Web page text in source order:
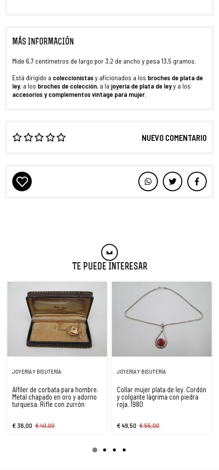
MÁS INFORMACIÓN
Mide 6,7 centímetros de largo por 3,2 de ancho y pesa 13,5 gramos.
Está dirigido a coleccionistasy aficionados a los broches de plata de
ley, a los broches de colección, a la joyería de plata de leyy a los
accesorios y complementos vintage para mujer.
NUEVO COMENTARIO
Te Puede Interesar
JOYERÍA Y BISUTERÍA
Alfiler de corbata para hombre.
Metal chapado en oro y adorno
turquesa. Rifle con zurrón
€ 36,00 € 40,00
JOYERÍA Y BISUTERÍA
Collar mujer plata de ley. Cordón
y colgante lágrima con piedra
roja. 1980
€ 49,50 € 55,00